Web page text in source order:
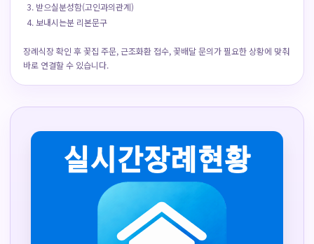
받으실분성함(고인과의관계)
보내시는분 리본문구
장례식장 확인 후 꽃집 주문, 근조화환 접수, 꽃배달 문의가 필요한 상황에 맞춰
바로 연결할 수 있습니다.